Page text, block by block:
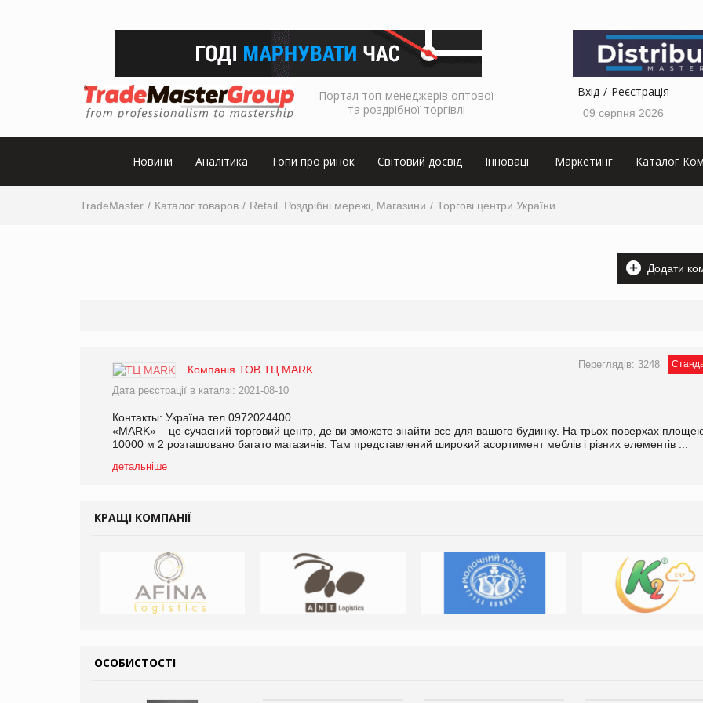
Портал топ-менеджерів оптової
та роздрібної торгівлі
Вхід Реєстрація
09 серпня 2026
Новини Аналітика Топи про ринок Світовий досвід Інновації Маркетинг Каталог
TradeMaster Каталог товаров Retail. Роздрібні мережі, Магазини Торгові центри України
Додати
Переглядів: 3248
Компанія ТОВ ТЦ MARK
Дата реєстрації в каталзі: 2021-08-10
Контакты: Україна тел.0972024400
«MARK» – це сучасний торговий центр, де ви зможете знайти все для вашого будинку. На трьох поверхах
10000 м 2 розташовано багато магазинів. Там представлений широкий асортимент меблів і різних елементів ...
детальніше
КРАЩІ КОМПАНІЇ
ОСОБИСТОСТІ